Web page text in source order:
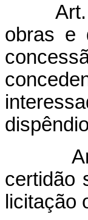
obras e
Art.
certidão
licitação